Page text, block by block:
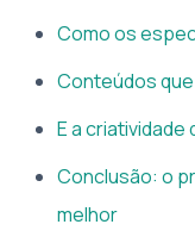
Como os
Conteúdos
E a
Conclusão: o
melhor